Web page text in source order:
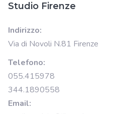
Studio Firenze
Indirizzo:
Via di Novoli N.81 Firenze
Telefono:
055.415978
344.1890558
Email: